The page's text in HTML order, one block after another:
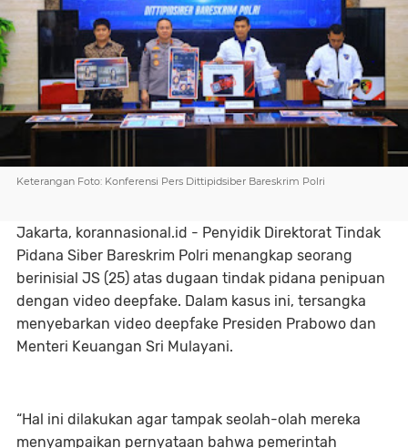
Keterangan Foto: Konferensi Pers Dittipidsiber Bareskrim Polri
Jakarta, korannasional.id - Penyidik Direktorat Tindak
Pidana Siber Bareskrim Polri menangkap seorang
berinisial JS (25) atas dugaan tindak pidana penipuan
dengan video deepfake. Dalam kasus ini, tersangka
menyebarkan video deepfake Presiden Prabowo dan
Menteri Keuangan Sri Mulayani.
“Hal ini dilakukan agar tampak seolah-olah mereka
menyampaikan pernyataan bahwa pemerintah